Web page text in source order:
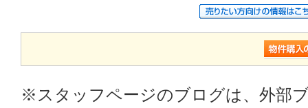
※スタッフページのブログは、外部